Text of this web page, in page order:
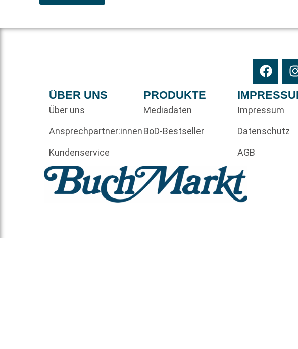
ÜBER UNS
Über uns
Ansprechpartner:innen
Kundenservice
PRODUKTE
Mediadaten
BoD-Bestseller
Impressum
Datenschutz
AGB